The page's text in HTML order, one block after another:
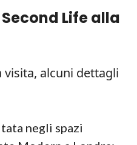
Life alla
alcuni dettagli
negli spazi